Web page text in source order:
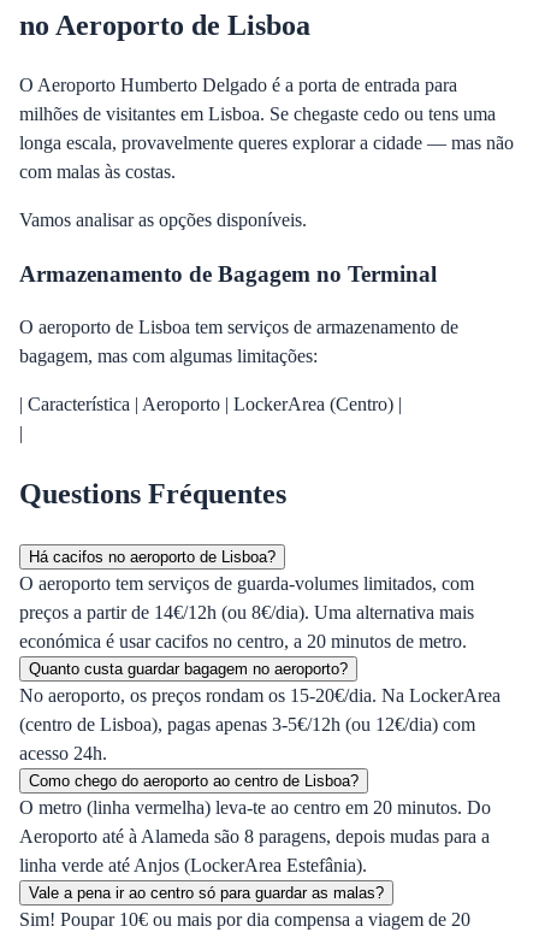
no Aeroporto de Lisboa
O Aeroporto Humberto Delgado é a porta de entrada para
milhões de visitantes em Lisboa. Se chegaste cedo ou tens uma
longa escala, provavelmente queres explorar a cidade — mas não
com malas às costas.
Vamos analisar as opções disponíveis.
Armazenamento de Bagagem no Terminal
O aeroporto de Lisboa tem serviços de armazenamento de
bagagem, mas com algumas limitações:
| Característica | Aeroporto | LockerArea (Centro) |
|
Questions Fréquentes
Há cacifos no aeroporto de Lisboa?
O aeroporto tem serviços de guarda-volumes limitados, com
preços a partir de 14€/12h (ou 8€/dia). Uma alternativa mais
económica é usar cacifos no centro, a 20 minutos de metro.
Quanto custa guardar bagagem no aeroporto?
No aeroporto, os preços rondam os 15-20€/dia. Na LockerArea
(centro de Lisboa), pagas apenas 3-5€/12h (ou 12€/dia) com
acesso 24h.
Como chego do aeroporto ao centro de Lisboa?
O metro (linha vermelha) leva-te ao centro em 20 minutos. Do
Aeroporto até à Alameda são 8 paragens, depois mudas para a
linha verde até Anjos (LockerArea Estefânia).
Vale a pena ir ao centro só para guardar as malas?
Sim! Poupar 10€ ou mais por dia compensa a viagem de 20